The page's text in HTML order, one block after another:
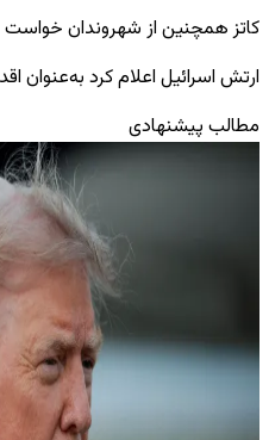
کاتز همچنین از شهروندان
ارتش اسرائیل اعلام کرد
مطالب پیشنهادی